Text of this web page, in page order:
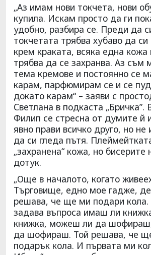
„Аз имам нови токчета, нови
купила. Искам просто да ги
удобно, разбира се. Преди да
токчетата трябва хубаво да
крем краката, всяка една кожа
трябва да се захранва. Аз съм
тема кремове и постоянно се
карам, парфюмирам се и се
докато карам“ – заяви с
Светлана в подкаста
Филип се стресна от думите й
явно прави всичко друго, но
да си гледа пътя.
„захранена“ кожа, но бисерите
дотук.
„Още в началото, когато
Търговище, едно мое гадже,
решава, че ще ми подари
задава въпроса имаш ли
книжка, можеш ли да
да шофираш. Той решава, че
подарък кола. И първата ми